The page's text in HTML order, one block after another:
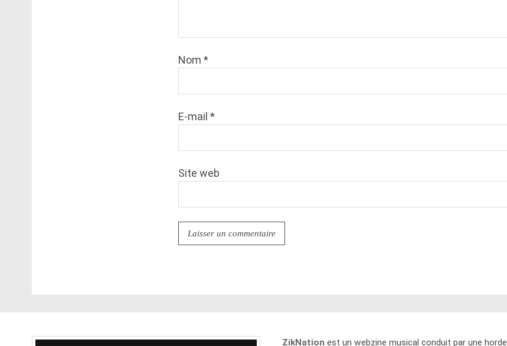
Nom *
E-mail *
Site web
ZikNation est un webzine musical conduit par une horde